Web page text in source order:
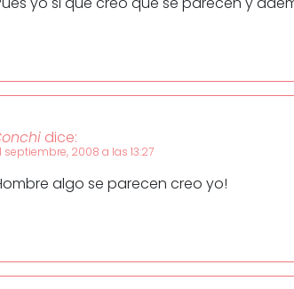
dice:
septiembre, 2008 a las 13:27
algo se parecen creo yo!